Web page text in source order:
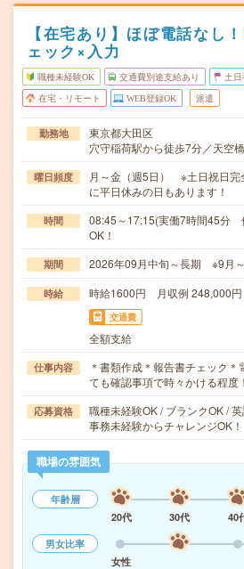
【在宅あり】ほぼ電話なし
ェック×入力
職種未経験OK 交通費別途支給あり 土
在宅・リモート WEB登録OK 派遣
勤務地
東京都大田区
穴守稲荷駅から徒歩7分／天空
曜日頻度
月～金（週5日） ※土日祝日完
に平日休みの日もあります！
時間
08:45～17:15(実働7時間45分
OK！
期間 2026年09月中旬～長期 ※9月～
時給 時給1600円 月収例 248,000円
交通費
全額支給
仕事内容
＊書類作成＊報告書チェック
ても確認事項で時々かける程
応募資格
職種未経験OK / ブランクOK /
事務未経験からチャレンジOK！
職場の雰囲気
年齢層
20代
30代 40
男女比率
女性